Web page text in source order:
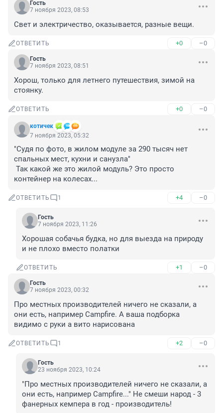
Гость
7 ноября 2023, 08:53
Свет и электричество, оказывается, разные вещи.
ОТВЕТИТЬ +0 –0
Гость
7 ноября 2023, 08:51
Хорош, только для летнего путешествия, зимой на
стоянку.
ОТВЕТИТЬ +0 –0
котичек
7 ноября 2023, 05:32
"Судя по фото, в жилом модуле за 290 тысяч нет
спальных мест, кухни и санузла"
Так какой же это жилой модуль? Это просто
контейнер на колесах...
ОТВЕТИТЬ 1 +4 –0
Гость
7 ноября 2023, 11:26
Хорошая собачья будка, но для выезда на природу
и не плохо вместо полатки
ОТВЕТИТЬ +1 –0
Гость
7 ноября 2023, 00:32
Про местных производителей ничего не сказали, а
они есть, например Campfire. А ваша подборка
видимо с руки а вито нарисована
ОТВЕТИТЬ 1 +2 –0
Гость
23 ноября 2023, 10:24
"Про местных производителей ничего не сказали, а
они есть, например Campfire..." Не смеши народ - 3
фанерных кемпера в год - производитель!